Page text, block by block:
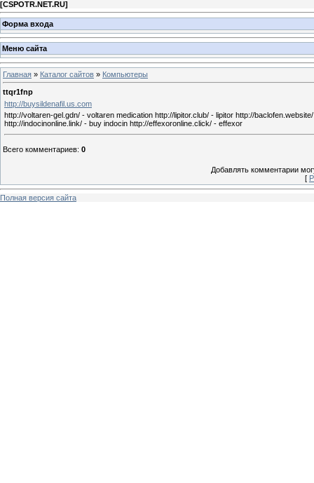
[CSPOTR.NET.RU]
Форма входа
Меню сайта
Главная » Каталог сайтов » Компьютеры
ttqr1fnp
http://buysildenafil.us.com
http://voltaren-gel.gdn/ - voltaren medication http://lipitor.club/ - lipitor http://
http://indocinonline.link/ - buy indocin http://effexoronline.click/ - effexor
Всего комментариев: 0
Добавлять комментарии
[
Полная версия сайта